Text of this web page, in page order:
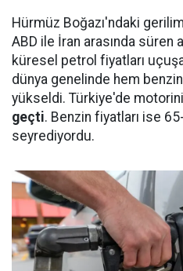
Hürmüz Boğazı'ndaki
ABD ile İran arasında süren
küresel petrol fiyatları
dünya genelinde hem
yükseldi. Türkiye'de
geçti. Benzin fiyatları ise
seyrediyordu.